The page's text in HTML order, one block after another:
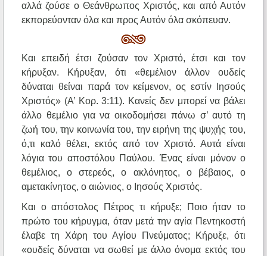
αλλά ζούσε ο Θεάνθρωπος Χριστός, και από Αυτόν
εκπορεύονταν όλα και προς Αυτόν όλα σκόπευαν.
Και επειδή έτσι ζούσαν τον Χριστό, έτσι και τον
κήρυξαν. Κήρυξαν, ότι «θεμέλιον άλλον ουδείς
δύναται θείναι παρά τον κείμενον, ος εστίν Ιησούς
Χριστός» (Α’ Κορ. 3:11). Κανείς δεν μπορεί να βάλει
άλλο θεμέλιο για να οικοδομήσει πάνω σ’ αυτό τη
ζωή του, την κοινωνία του, την ειρήνη της ψυχής του,
ό,τι καλό θέλει, εκτός από τον Χριστό. Αυτά είναι
λόγια του αποστόλου Παύλου. Ένας είναι μόνον ο
θεμέλιος, ο στερεός, ο ακλόνητος, ο βέβαιος, ο
αμετακίνητος, ο αιώνιος, ο Ιησούς Χριστός.
Και ο απόστολος Πέτρος τι κήρυξε; Ποιο ήταν το
πρώτο του κήρυγμα, όταν μετά την αγία Πεντηκοστή
έλαβε τη Χάρη του Αγίου Πνεύματος; Κήρυξε, ότι
«ουδείς δύναται να σωθεί με άλλο όνομα εκτός του